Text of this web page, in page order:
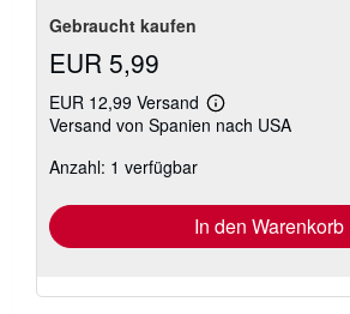
Gebraucht kaufen
EUR 5,99
EUR 12,99 Versand
Weitere
Informationen
Versand von Spanien nach USA
Anzahl: 1 verfügbar
In den Warenkorb